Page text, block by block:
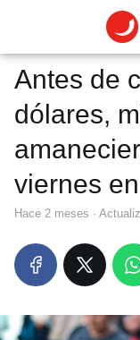
Antes de
dólares,
viernes
hace 2 meses ·